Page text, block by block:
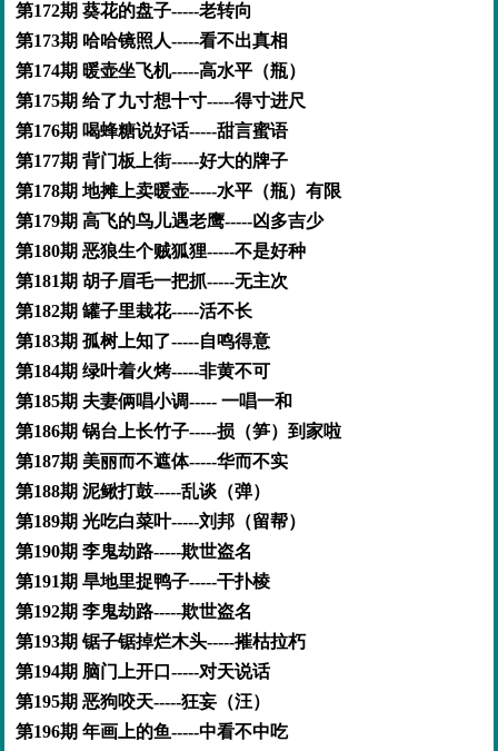
第172期 葵花的盘子-----老转向
第173期 哈哈镜照人-----看不出真相
第174期 暖壶坐飞机-----高水平（瓶）
第175期 给了九寸想十寸-----得寸进尺
第176期 喝蜂糖说好话-----甜言蜜语
第177期 背门板上街-----好大的牌子
第178期 地摊上卖暖壶-----水平（瓶）有限
第179期 高飞的鸟儿遇老鹰-----凶多吉少
第180期 恶狼生个贼狐狸-----不是好种
第181期 胡子眉毛一把抓-----无主次
第182期 罐子里栽花-----活不长
第183期 孤树上知了-----自鸣得意
第184期 绿叶着火烤-----非黄不可
第185期 夫妻俩唱小调----- 一唱一和
第186期 锅台上长竹子-----损（笋）到家啦
第187期 美丽而不遮体-----华而不实
第188期 泥鳅打鼓-----乱谈（弹）
第189期 光吃白菜叶-----刘邦（留帮）
第190期 李鬼劫路-----欺世盗名
第191期 旱地里捉鸭子-----干扑棱
第192期 李鬼劫路-----欺世盗名
第193期 锯子锯掉烂木头-----摧枯拉朽
第194期 脑门上开口-----对天说话
第195期 恶狗咬天-----狂妄（汪）
第196期 年画上的鱼-----中看不中吃